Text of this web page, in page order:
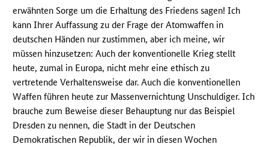
erwähnten Sorge um die Erhaltung des Friedens sagen! Ich
kann Ihrer Auffassung zu der Frage der Atomwaffen in
deutschen Händen nur zustimmen, aber ich meine, wir
müssen hinzusetzen: Auch der konventionelle Krieg stellt
heute, zumal in Europa, nicht mehr eine ethisch zu
vertretende Verhaltensweise dar. Auch die konventionellen
Waffen führen heute zur Massenvernichtung Unschuldiger. Ich
brauche zum Beweise dieser Behauptung nur das Beispiel
Dresden zu nennen, die Stadt in der Deutschen
Demokratischen Republik, der wir in diesen Wochen